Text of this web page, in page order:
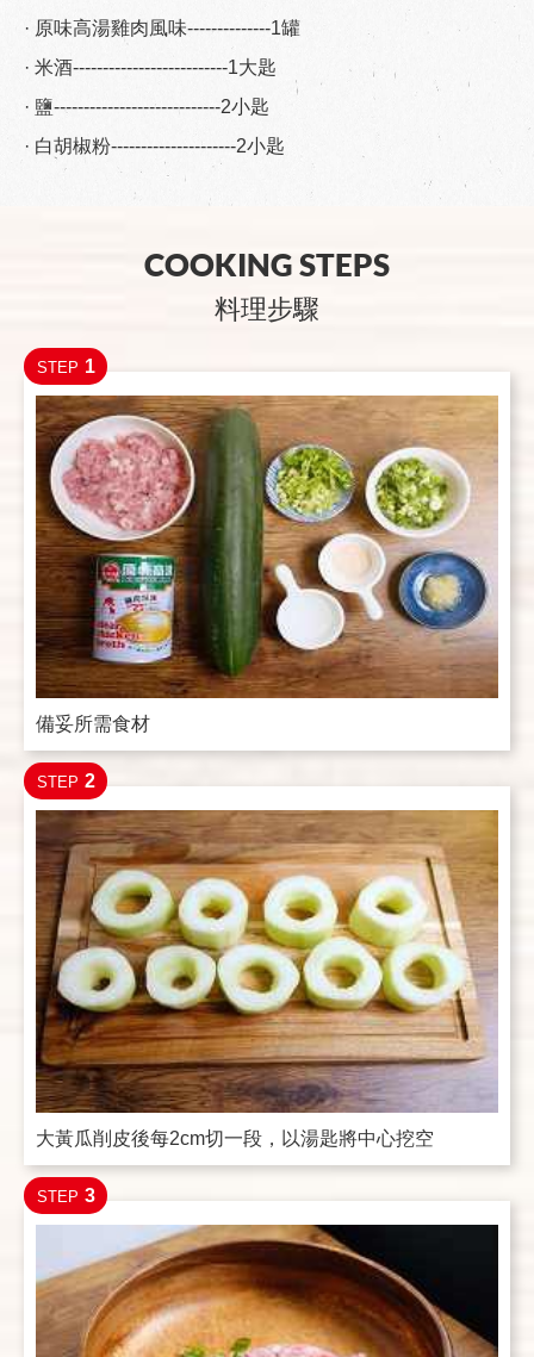
· 原味高湯雞肉風味--------------1罐
· 米酒--------------------------1大匙
· 鹽----------------------------2小匙
· 白胡椒粉---------------------2小匙
COOKING STEPS
料理步驟
STEP 1
備妥所需食材
STEP 2
大黃瓜削皮後每2cm切一段，以湯匙將中心挖空
STEP 3